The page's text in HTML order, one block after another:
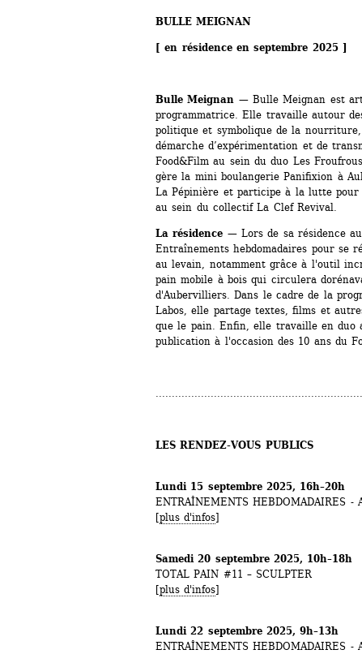
BULLE MEIGNAN
[ en résidence en septembre 2025 ]
Bulle Meignan — Bulle Meignan est
programmatrice. Elle travaille autour
politique et symbolique de la
démarche d’expérimentation et de
Food&Film au sein du duo Les
gère la mini boulangerie Panifixion à
La Pépinière et participe à la lutte pour
au sein du collectif La Clef Revival.
La résidence — Lors de sa résidence
Entraînements hebdomadaires pour se
au levain, notamment grâce à l'outil
pain mobile à bois qui circulera
d'Aubervilliers. Dans le cadre de la
Labos, elle partage textes, films et
que le pain. Enfin, elle travaille en duo
publication à l'occasion des 10 ans du
................................................................
LES RENDEZ-VOUS PUBLICS
Lundi 15 septembre 2025, 16h–20h
ENTRAÎNEMENTS HEBDOMADAIRES
[plus d'infos]
Samedi 20 septembre 2025, 10h–18h
TOTAL PAIN #11 – SCULPTER
[plus d'infos]
Lundi 22 septembre 2025, 9h–13h
ENTRAÎNEMENTS HEBDOMADAIRES